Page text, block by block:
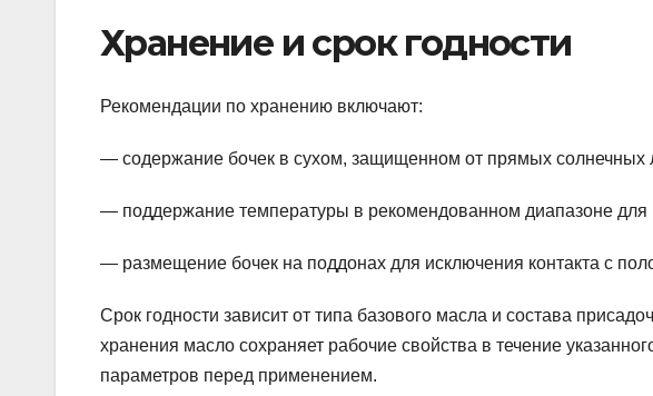
Хранение и срок годности
Рекомендации по хранению включают:
— содержание бочек в сухом, защищенном от прямых солнечных
— поддержание температуры в рекомендованном диапазоне для
— размещение бочек на поддонах для исключения контакта с
Срок годности зависит от типа базового масла и состава
хранения масло сохраняет рабочие свойства в течение
параметров перед применением.